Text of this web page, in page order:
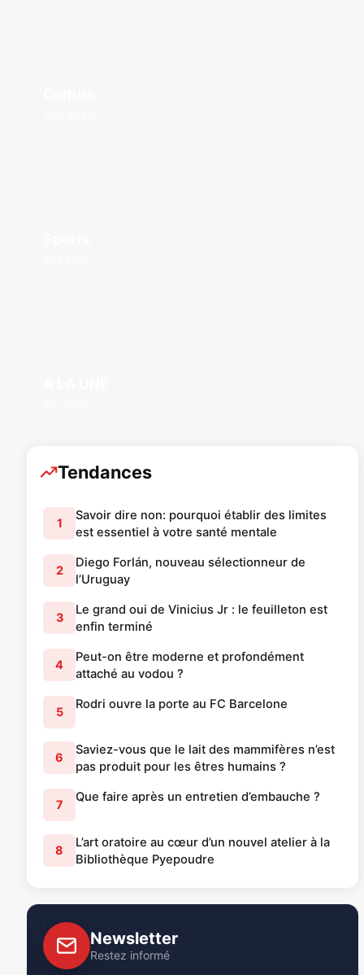
Tendances
1
Savoir dire non: pourquoi établir des limites
est essentiel à votre santé mentale
2
Diego Forlán, nouveau sélectionneur de
l’Uruguay
3
Le grand oui de Vinicius Jr : le feuilleton est
enfin terminé
4
Peut-on être moderne et profondément
attaché au vodou ?
5
Rodri ouvre la porte au FC Barcelone
6
Saviez-vous que le lait des mammifères n’est
pas produit pour les êtres humains ?
7
Que faire après un entretien d’embauche ?
8
L’art oratoire au cœur d’un nouvel atelier à la
Bibliothèque Pyepoudre
Newsletter
Restez informé